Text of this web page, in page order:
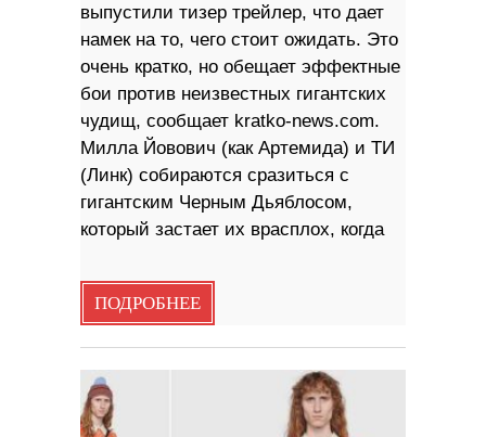
выпустили тизер трейлер, что дает
намек на то, чего стоит ожидать. Это
очень кратко, но обещает эффектные
бои против неизвестных гигантских
чудищ, сообщает kratko-news.com.
Милла Йовович (как Артемида) и ТИ
(Линк) собираются сразиться с
гигантским Черным Дьяблосом,
который застает их врасплох, когда
ПОДРОБНЕЕ